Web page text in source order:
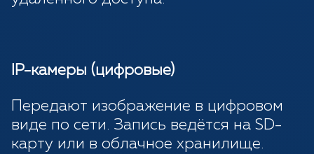
IP-камеры (цифровые)
Передают изображение в цифровом
виде по сети. Запись ведётся на SD-
карту или в облачное хранилище.